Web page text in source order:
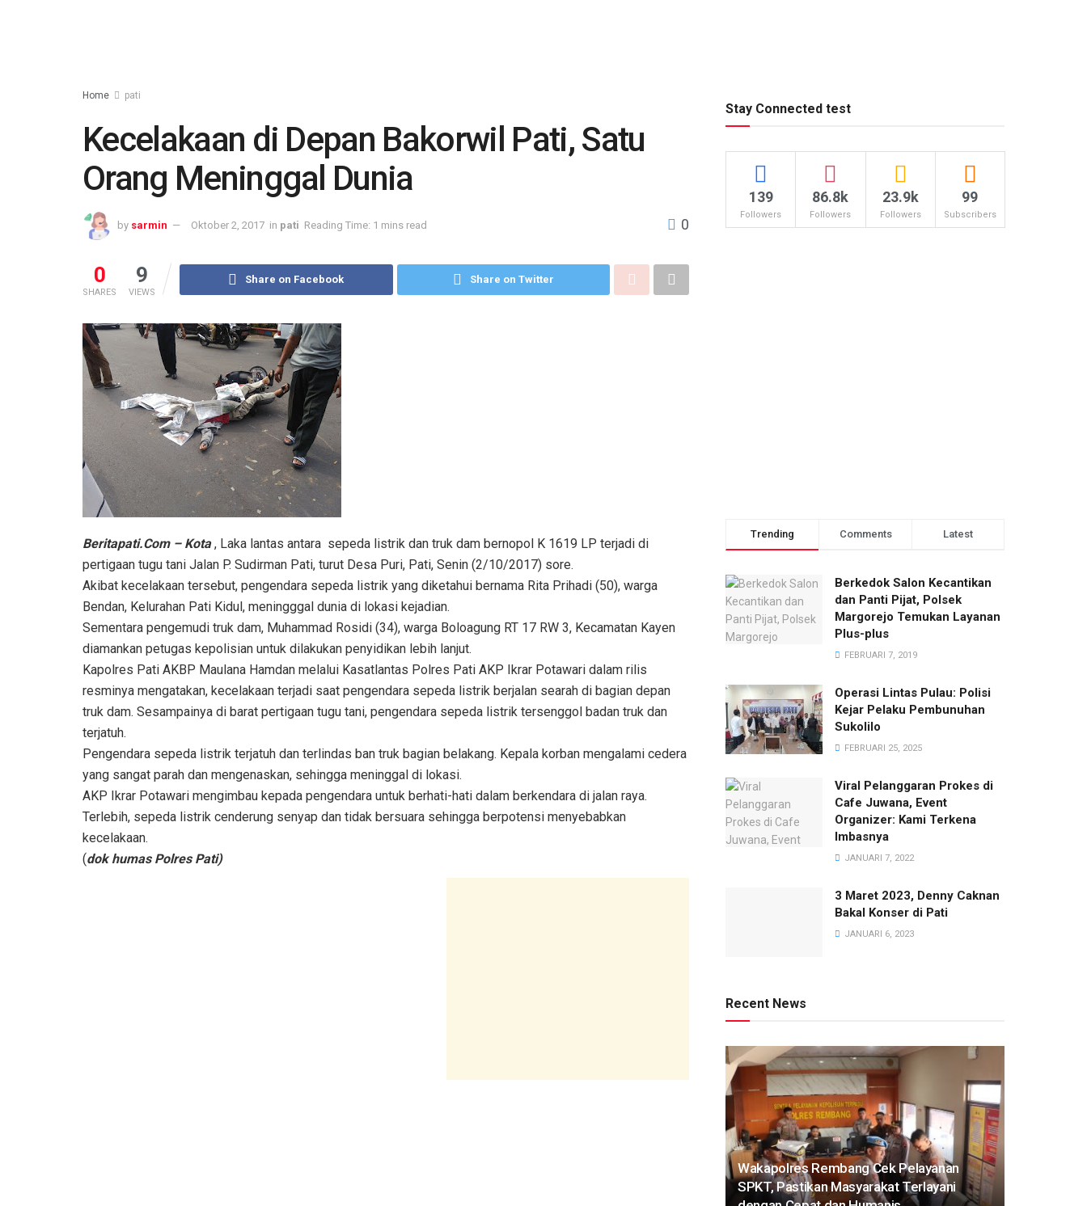
Home pati
Kecelakaan di Depan Bakorwil Pati, Satu
Orang Meninggal Dunia
by sarmin Oktober 2, 2017 in pati Reading Time: 1 mins read 0
0
SHARES
9
VIEWS
Share on Facebook Share on Twitter
Beritapati.Com – Kota, Laka lantas antara sepeda listrik dan truk dam bernopol K 1619 LP terjadi di
pertigaan tugu tani Jalan P. Sudirman Pati, turut Desa Puri, Pati, Senin (2/10/2017) sore.
Akibat kecelakaan tersebut, pengendara sepeda listrik yang diketahui bernama Rita Prihadi (50), warga
Bendan, Kelurahan Pati Kidul, meningggal dunia di lokasi kejadian.
Sementara pengemudi truk dam, Muhammad Rosidi (34), warga Boloagung RT 17 RW 3, Kecamatan Kayen
diamankan petugas kepolisian untuk dilakukan penyidikan lebih lanjut.
Kapolres Pati AKBP Maulana Hamdan melalui Kasatlantas Polres Pati AKP Ikrar Potawari dalam rilis
resminya mengatakan, kecelakaan terjadi saat pengendara sepeda listrik berjalan searah di bagian depan
truk dam. Sesampainya di barat pertigaan tugu tani, pengendara sepeda listrik tersenggol badan truk dan
terjatuh.
Pengendara sepeda listrik terjatuh dan terlindas ban truk bagian belakang. Kepala korban mengalami cedera
yang sangat parah dan mengenaskan, sehingga meninggal di lokasi.
AKP Ikrar Potawari mengimbau kepada pengendara untuk berhati-hati dalam berkendara di jalan raya.
Terlebih, sepeda listrik cenderung senyap dan tidak bersuara sehingga berpotensi menyebabkan
kecelakaan.
(dok humas Polres Pati)
Stay Connected test
139
Followers
86.8k
Followers
23.9k
Followers
99
Subscribers
Trending Comments Latest
Berkedok Salon Kecantikan
dan Panti Pijat, Polsek
Margorejo Temukan Layanan
Plus-plus
FEBRUARI 7, 2019
Operasi Lintas Pulau: Polisi
Kejar Pelaku Pembunuhan
Sukolilo
FEBRUARI 25, 2025
Viral Pelanggaran Prokes di
Cafe Juwana, Event
Organizer: Kami Terkena
Imbasnya
JANUARI 7, 2022
3 Maret 2023, Denny Caknan
Bakal Konser di Pati
JANUARI 6, 2023
Recent News
Wakapolres Rembang Cek Pelayanan
SPKT, Pastikan Masyarakat Terlayani